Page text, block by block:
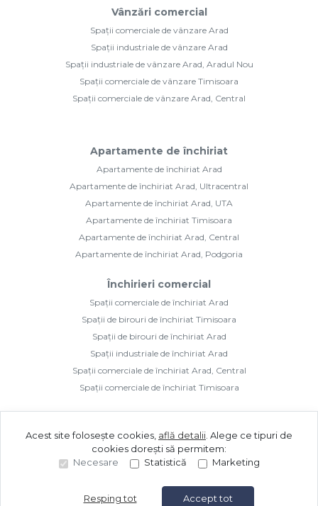
Sună acum Solicită vizionare
Vânzări comercial
Spații comerciale de vânzare Arad
Spații industriale de vânzare Arad
Spații industriale de vânzare Arad, Aradul Nou
Spații comerciale de vânzare Timisoara
Spații comerciale de vânzare Arad, Central
Apartamente de închiriat
Apartamente de închiriat Arad
Apartamente de închiriat Arad, Ultracentral
Apartamente de închiriat Arad, UTA
Apartamente de închiriat Timisoara
Apartamente de închiriat Arad, Central
Apartamente de închiriat Arad, Podgoria
Închirieri comercial
Spații comerciale de închiriat Arad
Spații de birouri de închiriat Timisoara
Spații de birouri de închiriat Arad
Spații industriale de închiriat Arad
Spații comerciale de închiriat Arad, Central
Spații comerciale de închiriat Timisoara
©2026 Golden Imozone S.R.L.
Site creat în
Acest site folosește cookies, află detalii Alege ce tipuri de
cookies dorești să permitem:
Necesare
Statistică Marketing
Resping tot Accept tot